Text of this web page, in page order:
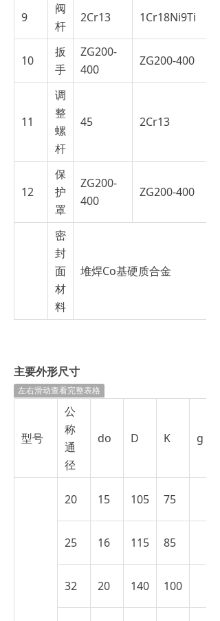
9
阀
杆
2Cr13 1Cr18Ni9Ti
10
扳
手
ZG200-
400
ZG200-400
11
调
整
螺
杆
45 2Cr13
12
保
护
罩
ZG200-
400
ZG200-400
密
封
面
材
料
堆焊Co基硬质合金
主要外形尺寸
左右滑动查看完整表格
型号
公
称
通
径
do D K g
20 15 105 75
25 16 115 85
32 20 140 100